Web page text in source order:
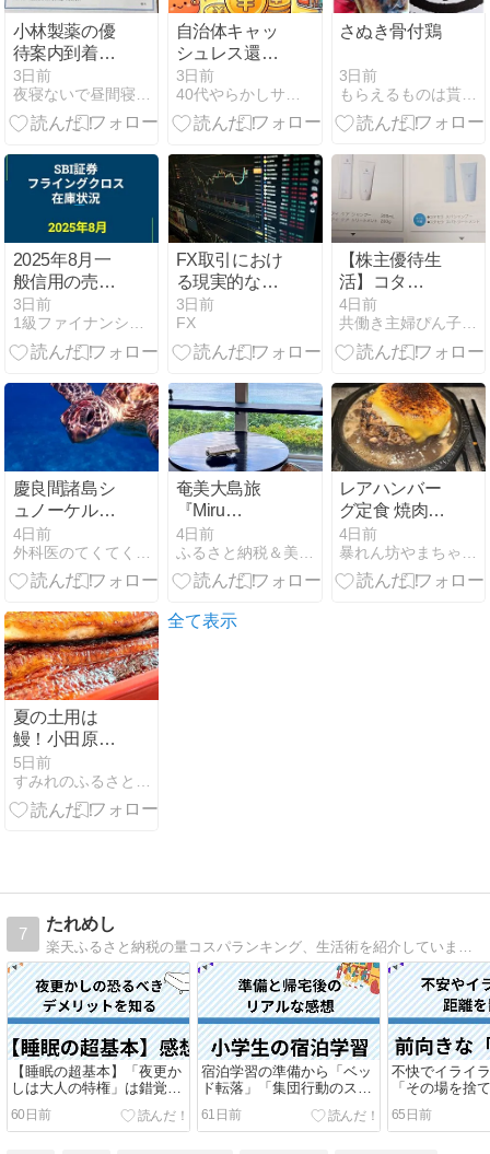
小林製薬の優
待案内到着。
今回の目玉も
アウトレッ
ト!?内容は⁉
3日前
夜寝ないで昼間寝て築く資産
自治体キャッ
シュレス還元
で3,000pt！
2026年7月の
WAON POINT
め【4,324pt】
3日前
40代やらかしサラリーマンの節約・資産形成
さぬき骨付鶏
3日前
もらえるものは貰っちゃおっ！
2025年8月一
般信用の売り
在庫状況 SBI
証券フライン
グクロス（優
3日前
1級ファイナンシャルプランナーの副収入と節約
FX取引におけ
る現実的な目
標設定の重要
性
3日前
FX
【株主優待生
活】コタ
(4923)最後の
株主優待！特
別進呈商品も♪
4日前
共働き主婦ぴん子の貯蓄形成・妻力アップライフ公開ブログ
慶良間諸島シ
ュノーケルツ
アー
4日前
奄美大島旅
『Miru
Amami』奄美
ブルーが広が
る絶景！全室
ューの癒しリ
4日前
レアハンバー
グ定食 焼肉ホ
ルモン ブンゴ
4日前
夏の土用は
鰻！小田原
「友栄」の幻
の青うなぎ
5日前
全て表示
7
たれめし
楽天ふるさと納税の量コスパランキング、生活術を紹介しています。
【睡眠の超基本】「夜更か
しは大人の特権」は錯覚？
21時就寝の結果
60日前
宿泊学習の準備から「ベッ
ド転落」「集団行動のスト
レス」まで解説！
61日前
不快でイライ
「その場を捨
爽快感を得た話
65日前